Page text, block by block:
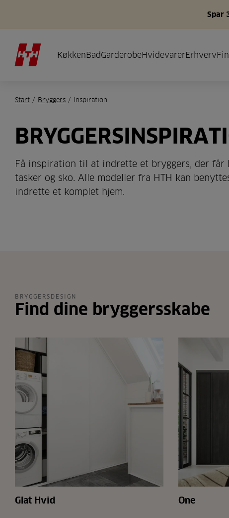
Spar
KøkkenBadGarderobeHvidevarerErhverv
Start / Bryggers / Inspiration
Få inspiration til at indrette et bryggers, der
tasker og sko. Alle modeller fra HTH kan
indrette et komplet hjem.
BRYGGERSDESIGN
Find dine bryggersskabe
Glat Hvid One